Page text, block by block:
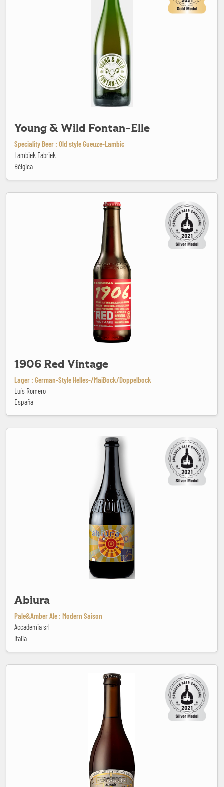
Young & Wild Fontan-Elle
Speciality Beer : Old style Gueuze-Lambic
Lambiek Fabriek
Bélgica
1906 Red Vintage
Lager : German-Style Helles-/MaiBock/Doppelbock
Luís Romero
España
Abiura
Pale&Amber Ale : Modern Saison
Accademia srl
Italia